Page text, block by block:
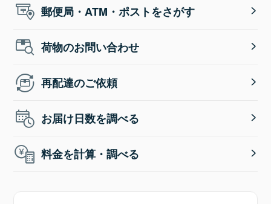
郵便局・ATM・ポストをさがす
荷物のお問い合わせ
再配達のご依頼
お届け日数を調べる
料金を計算・調べる